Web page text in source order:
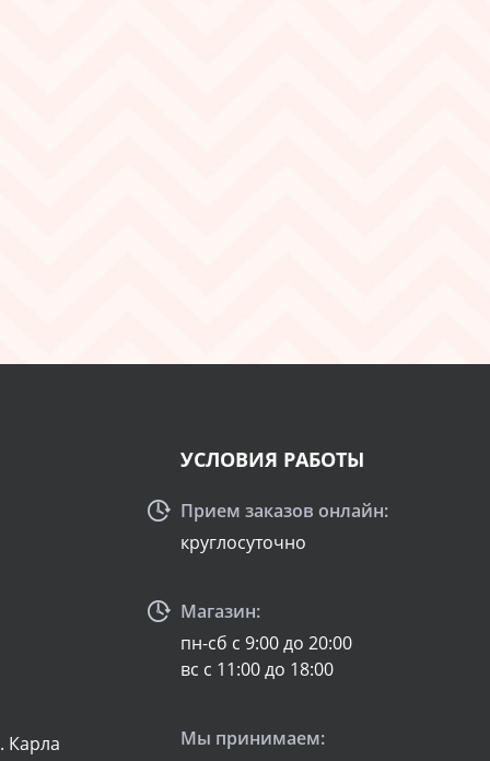
Карла
УСЛОВИЯ РАБОТЫ
Прием заказов онлайн:
круглосуточно
Магазин:
пн-сб с 9:00 до 20:00
вс с 11:00 до 18:00
Мы принимаем: